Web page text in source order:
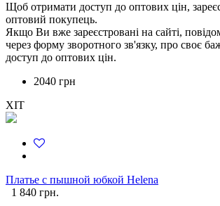
Щоб отримати доступ до оптових цін,
оптовий покупець.
Якщо Ви вже зареєстровані на сайті,
через форму зворотного зв'язку, про своє
доступ до оптових цін.
2040 грн
ХІТ
Платье с пышной юбкой Helena
1 840 грн.